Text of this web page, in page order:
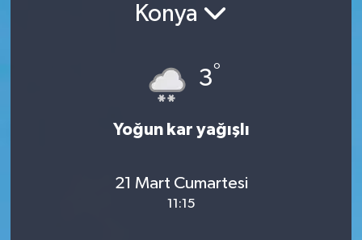
Konya
3°
Yoğun kar yağışlı
21 Mart Cumartesi
11:15